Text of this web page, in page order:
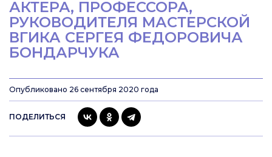
АКТЕРА, ПРОФЕССОРА,
РУКОВОДИТЕЛЯ МАСТЕРСКОЙ
ВГИКА СЕРГЕЯ ФЕДОРОВИЧА
БОНДАРЧУКА
Опубликовано 26 сентября 2020 года
ПОДЕЛИТЬСЯ